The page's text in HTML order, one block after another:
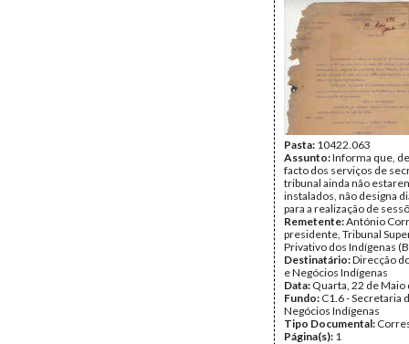
Pasta: 10422.063
Assunto:Informa que,
facto dos serviços de
tribunal ainda não
instalados, não designa
para a realização de
Remetente:António
presidente, Tribunal
Privativo dos Indígenas
Destinatário:Direcção
e Negócios Indígenas
Data: Quarta, 22 de Maio
Fundo: C1.6 - Secretaria
Negócios Indígenas
Tipo Documental:
Página(s): 1